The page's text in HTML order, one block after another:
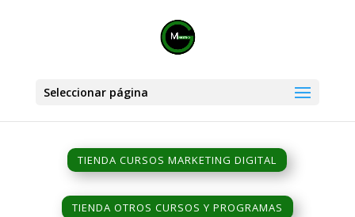
Seleccionar página
TIENDA CURSOS MARKETING DIGITAL
TIENDA OTROS CURSOS Y PROGRAMAS